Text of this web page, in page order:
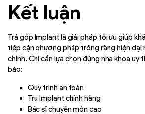
Kết luận
Trả góp Implant là giải pháp tối ưu giúp
tiếp cận phương pháp trồng răng hiện đại
chính. Chỉ cần lựa chọn đúng nha khoa uy
bảo:
Quy trình an toàn
Trụ Implant chính hãng
Bác sĩ chuyên môn cao